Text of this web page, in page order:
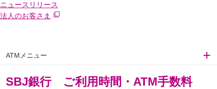
ニュースリリース
法人のお客さま
ATMメニュー
SBJ銀行 ご利用時間・ATM手数料